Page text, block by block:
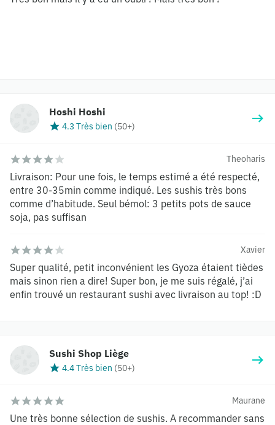
Hoshi Hoshi
4.3 Très bien (50+)
Theoharis
Livraison: Pour une fois, le temps estimé a été respecté,
entre 30-35min comme indiqué. Les sushis très bons
comme d’habitude. Seul bémol: 3 petits pots de sauce
soja, pas suffisan
Xavier
Super qualité, petit inconvénient les Gyoza étaient tièdes
mais sinon rien a dire! Super bon, je me suis régalé, j’ai
enfin trouvé un restaurant sushi avec livraison au top! :D
Sushi Shop Liège
4.4 Très bien (50+)
Maurane
Une très bonne sélection de sushis. A recommander sans